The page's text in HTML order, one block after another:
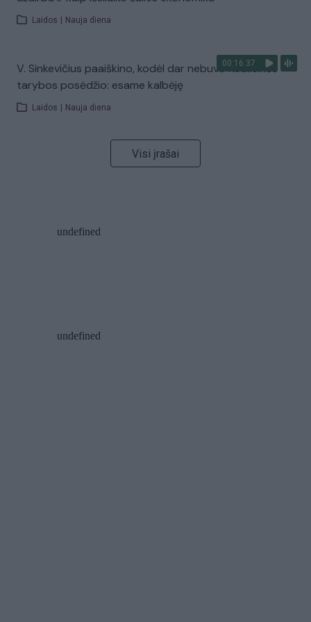
Laidos Nauja diena
00:16:37
V. Sinkevičius paaiškino, kodėl dar nebuvo Koalicinės
tarybos posėdžio: esame kalbėję
Laidos Nauja diena
Visi įrašai